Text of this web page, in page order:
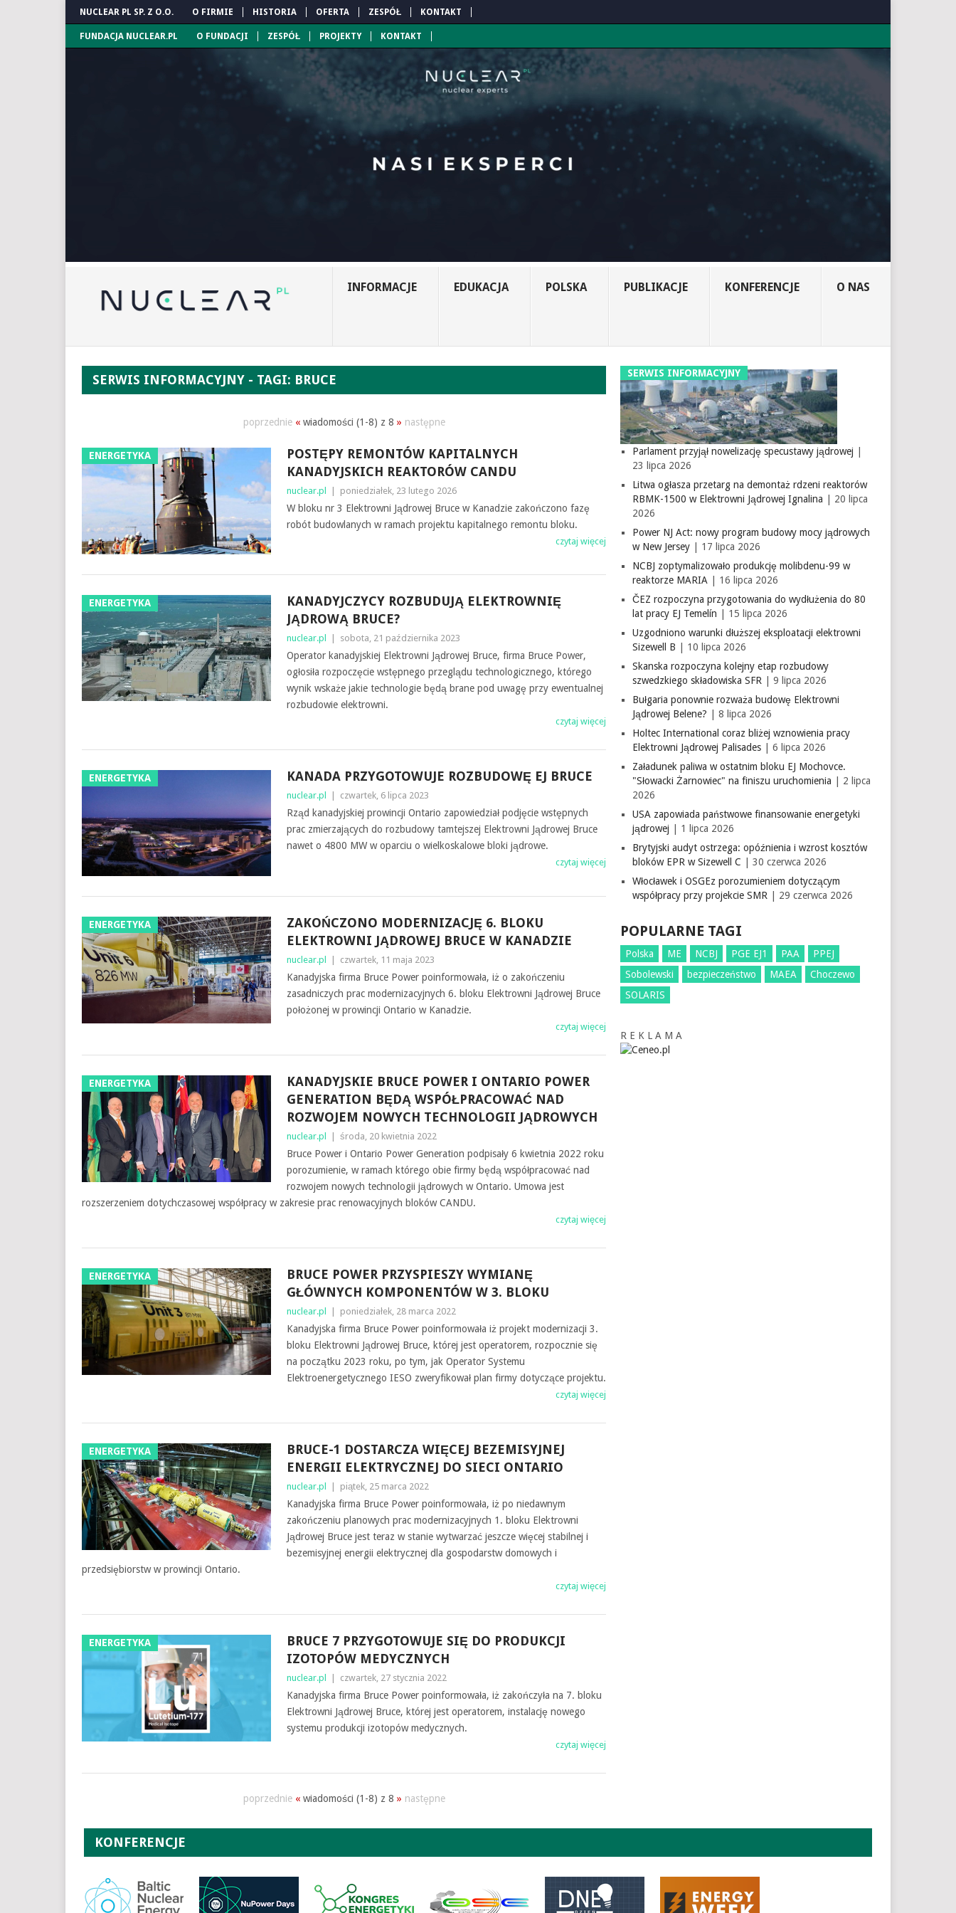
NUCLEAR PL SP. Z O.O. O FIRMIE HISTORIA OFERTA ZESPÓŁ KONTAKT
FUNDACJA NUCLEAR.PL O FUNDACJI ZESPÓŁ PROJEKTY KONTAKT
INFORMACJE EDUKACJA POLSKA PUBLIKACJE KONFERENCJE O NAS
SERWIS INFORMACYJNY - TAGI: BRUCE
poprzednie «wiadomości (1-8) z 8 » następne
ENERGETYKA
POSTĘPY REMONTÓW KAPITALNYCH
KANADYJSKICH REAKTORÓW CANDU
nuclear.pl poniedziałek, 23 lutego 2026
W bloku nr 3 Elektrowni Jądrowej Bruce w Kanadzie zakończono fazę
robót budowlanych w ramach projektu kapitalnego remontu bloku.
czytaj więcej
ENERGETYKA
KANADYJCZYCY ROZBUDUJĄ ELEKTROWNIĘ
JĄDROWĄ BRUCE?
nuclear.pl | sobota, 21 października 2023
Operator kanadyjskiej Elektrowni Jądrowej Bruce, firma Bruce Power,
ogłosiła rozpoczęcie wstępnego przeglądu technologicznego, którego
wynik wskaże jakie technologie będą brane pod uwagę przy ewentualnej
rozbudowie elektrowni.
czytaj więcej
ENERGETYKA KANADA PRZYGOTOWUJE ROZBUDOWĘ EJ BRUCE
nuclear.pl | czwartek, 6 lipca 2023
Rząd kanadyjskiej prowincji Ontario zapowiedział podjęcie wstępnych
prac zmierzających do rozbudowy tamtejszej Elektrowni Jądrowej Bruce
nawet o 4800 MW w oparciu o wielkoskalowe bloki jądrowe.
czytaj więcej
ENERGETYKA
ZAKOŃCZONO MODERNIZACJĘ 6. BLOKU
ELEKTROWNI JĄDROWEJ BRUCE W KANADZIE
nuclear.pl czwartek, 11 maja 2023
Kanadyjska firma Bruce Power poinformowała, iż o zakończeniu
zasadniczych prac modernizacyjnych 6. bloku Elektrowni Jądrowej Bruce
położonej w prowincji Ontario w Kanadzie.
czytaj więcej
ENERGETYKA
KANADYJSKIE BRUCE POWER I ONTARIO POWER
GENERATION BĘDĄ WSPÓŁPRACOWAĆ NAD
ROZWOJEM NOWYCH TECHNOLOGII JĄDROWYCH
nuclear.pl środa, 20 kwietnia 2022
Bruce Power i Ontario Power Generation podpisały 6 kwietnia 2022 roku
porozumienie, w ramach którego obie firmy będą współpracować nad
rozwojem nowych technologii jądrowych w Ontario. Umowa jest
rozszerzeniem dotychczasowej współpracy w zakresie prac renowacyjnych bloków CANDU.
czytaj więcej
ENERGETYKA
BRUCE POWER PRZYSPIESZY WYMIANĘ
GŁÓWNYCH KOMPONENTÓW W 3. BLOKU
nuclear.pl poniedziałek, 28 marca 2022
Kanadyjska firma Bruce Power poinformowała iż projekt modernizacji 3.
bloku Elektrowni Jądrowej Bruce, której jest operatorem, rozpocznie się
na początku 2023 roku, po tym, jak Operator Systemu
Elektroenergetycznego IESO zweryfikował plan firmy dotyczące projektu.
czytaj więcej
ENERGETYKA
BRUCE-1 DOSTARCZA WIĘCEJ BEZEMISYJNEJ
ENERGII ELEKTRYCZNEJ DO SIECI ONTARIO
nuclear.pl piątek, 25 marca 2022
Kanadyjska firma Bruce Power poinformowała, iż po niedawnym
zakończeniu planowych prac modernizacyjnych 1. bloku Elektrowni
Jądrowej Bruce jest teraz w stanie wytwarzać jeszcze więcej stabilnej i ​​
bezemisyjnej energii elektrycznej dla gospodarstw domowych i
przedsiębiorstw w prowincji Ontario.
czytaj więcej
ENERGETYKA
BRUCE 7 PRZYGOTOWUJE SIĘ DO PRODUKCJI
IZOTOPÓW MEDYCZNYCH
nuclear.pl czwartek, 27 stycznia 2022
Kanadyjska firma Bruce Power poinformowała, iż zakończyła na 7. bloku
Elektrowni Jądrowej Bruce, której jest operatorem, instalację nowego
systemu produkcji izotopów medycznych.
czytaj więcej
poprzednie «wiadomości (1-8) z 8 » następne
SERWIS INFORMACYJNY
Parlament przyjął nowelizację specustawy jądrowej
23 lipca 2026
Litwa ogłasza przetarg na demontaż rdzeni reaktorów
RBMK-1500 w Elektrowni Jądrowej Ignalina | 20 lipca
2026
Power NJ Act: nowy program budowy mocy jądrowych
w New Jersey | 17 lipca 2026
NCBJ zoptymalizowało produkcję molibdenu-99 w
reaktorze MARIA | 16 lipca 2026
ČEZ rozpoczyna przygotowania do wydłużenia do 80
lat pracy EJ Temelín | 15 lipca 2026
Uzgodniono warunki dłuższej eksploatacji elektrowni
Sizewell B | 10 lipca 2026
Skanska rozpoczyna kolejny etap rozbudowy
szwedzkiego składowiska SFR | 9 lipca 2026
Bułgaria ponownie rozważa budowę Elektrowni
Jądrowej Belene? | 8 lipca 2026
Holtec International coraz bliżej wznowienia pracy
Elektrowni Jądrowej Palisades | 6 lipca 2026
Załadunek paliwa w ostatnim bloku EJ Mochovce.
"Słowacki Żarnowiec" na finiszu uruchomienia | 2 lipca
2026
USA zapowiada państwowe finansowanie energetyki
jądrowej | 1 lipca 2026
Brytyjski audyt ostrzega: opóźnienia i wzrost kosztów
bloków EPR w Sizewell C | 30 czerwca 2026
Włocławek i OSGEz porozumieniem dotyczącym
współpracy przy projekcie SMR | 29 czerwca 2026
POPULARNE TAGI
Polska ME NCBJ PGE EJ1 PAA
PPEJ
Sobolewski
bezpieczeństwo MAEA
Choczewo
SOLARIS
R E K L A M A
KONFERENCJE